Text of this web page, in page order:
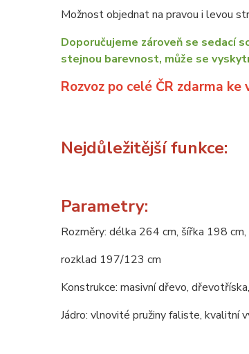
Možnost objednat na pravou i levou
Doporučujeme zároveň se sedací
stejnou barevnost, může se
Rozvoz po celé ČR zdarma
Nejdůležitější funkce:
Parametry:
Rozměry: délka 264 cm, šířka 198
rozklad 197/123 cm
Konstrukce: masivní dřevo,
Jádro: vlnovité pružiny faliste, kvalitní